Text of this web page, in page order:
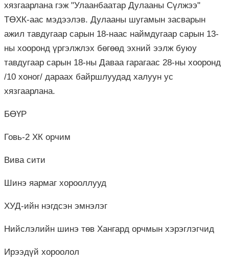
хязгаарлана гэж "Улаанбаатар Дулааны Сүлжээ"
ТӨХК-аас мэдээлэв. Дулааны шугамын засварын
ажил тавдугаар сарын 18-наас наймдугаар сарын 13-
ны хооронд үргэлжлэх бөгөөд эхний ээлж буюу
тавдугаар сарын 18-ны Даваа гарагаас 28-ны хооронд
/10 хоног/ дараах байршлуудад халуун ус
хязгаарлана.
БӨҮР
Говь-2 ХК орчим
Вива сити
Шинэ яармаг хорооллууд
ХУД-ийн нэгдсэн эмнэлэг
Нийслэлийн шинэ төв Хангард орчмын хэрэглэгчид
Ирээдүй хороолол